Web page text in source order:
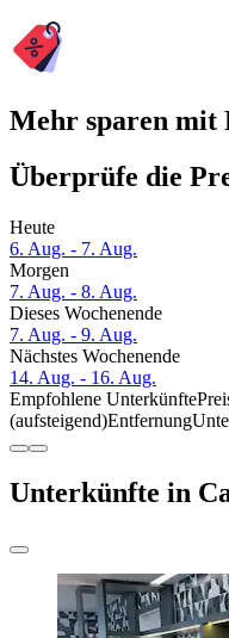
Mehr sparen mit
Überprüfe die
Heute
6. Aug. - 7. Aug.
Morgen
7. Aug. - 8. Aug.
Dieses Wochenende
7. Aug. - 9. Aug.
Nächstes Wochenende
14. Aug. - 16. Aug.
Empfohlene Unterkünfte
(aufsteigend)Entfernung
Unterkünfte in